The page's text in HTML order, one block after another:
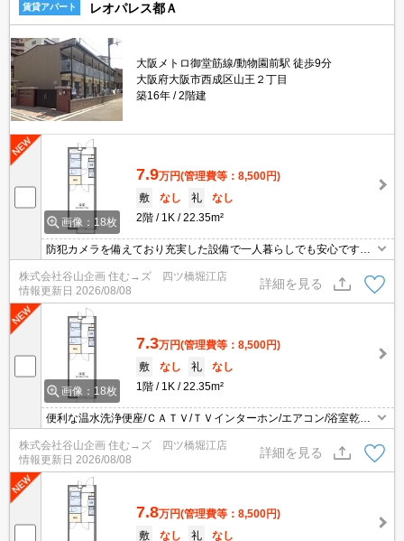
賃貸アパート レオパレス都Ａ
大阪メトロ御堂筋線/動物園前駅 徒歩9分
大阪府大阪市西成区山王２丁目
築16年
2階建
画像：18枚
7.9万円(管理費等：8,500円)
敷
なし 礼
なし
2階
1K 22.35m²
防犯カメラを備えており充実した設備で一人暮らしでも安心です。
温水洗浄便座/バス・トイレ別/室内洗濯機置場/浴室乾燥/給湯で快適
な生活はいかがですか。便利な電気コンロで毎日楽しくお料理でき
ますよ。快適な暮らしは株式会社谷山企画にお任せくださいませ。
素敵な1K 22.35m2 ２Ｆ以上の物件で快適にお過ごしいただけま
す。大
株式会社谷山企画 住む→ズ 四ツ橋堀江店
情報更新日 2026/08/08
詳細を見る
画像：18枚
7.3万円(管理費等：8,500円)
敷
なし 礼
なし
1階
1K 22.35m²
便利な温水洗浄便座/ＣＡＴＶ/ＴＶインターホン/エアコン/浴室乾燥
で設備も充実しています 防犯カメラ 安心して生活できますよ 快適
な暮らしは株式会社谷山企画にお任せください。素敵な1K/22.35m2
の物件で快適にお過ごしいただけます。
株式会社谷山企画 住む→ズ 四ツ橋堀江店
情報更新日 2026/08/08
詳細を見る
7.8万円(管理費等：8,500円)
敷
なし 礼
なし